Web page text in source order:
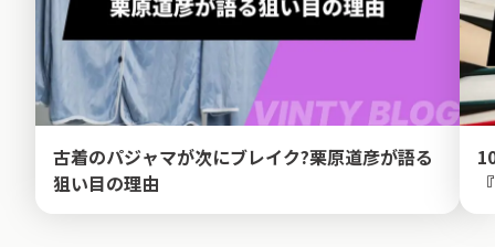
古着のパジャマが次にブレイク?栗原道彦が語る
狙い目の理由